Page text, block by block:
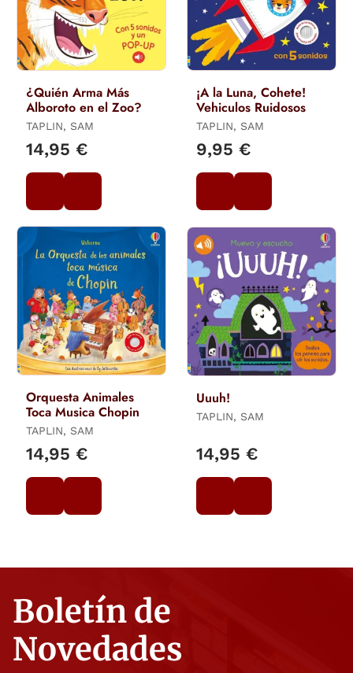
¿Quién Arma Más
Alboroto en el Zoo?
TAPLIN, SAM
14,95 €
¡A la Luna, Cohete!
Vehiculos Ruidosos
TAPLIN, SAM
9,95 €
Orquesta Animales
Toca Musica Chopin
TAPLIN, SAM
14,95 €
Uuuh!
TAPLIN, SAM
14,95 €
Boletín de
Novedades